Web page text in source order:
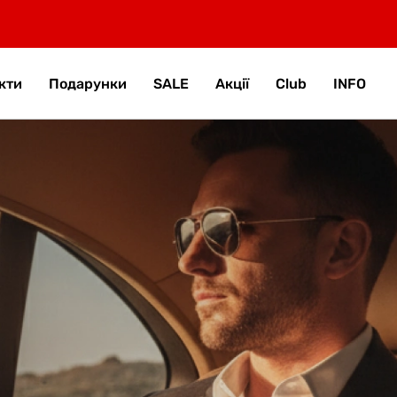
Подарунки SALE Акції Club INFO